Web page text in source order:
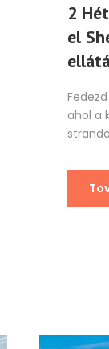
2
el
ahol a